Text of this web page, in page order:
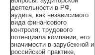
деятельности в РФ,
аудита, как независимого
вида финансового
контроля; трудового
потенциала компании, его
значимости в зарубежной и
российской практике,